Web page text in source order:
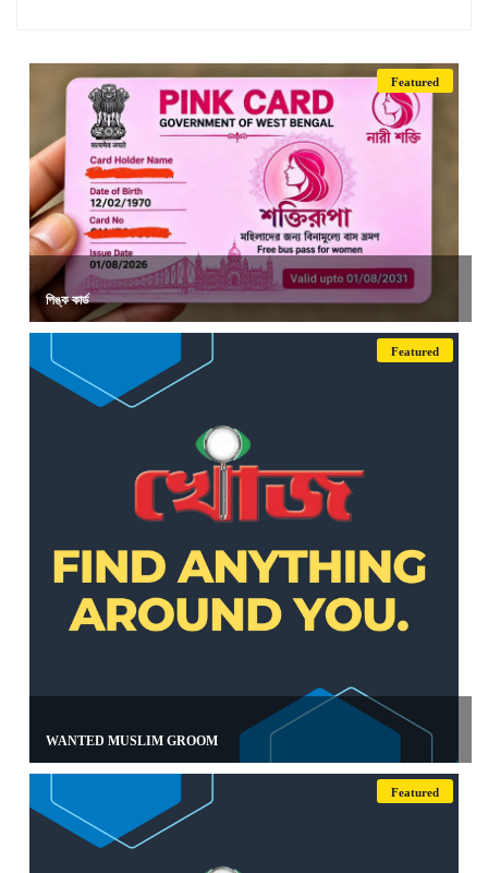
Featured
পিঙ্ক কার্ড
Featured
WANTED MUSLIM GROOM
Featured